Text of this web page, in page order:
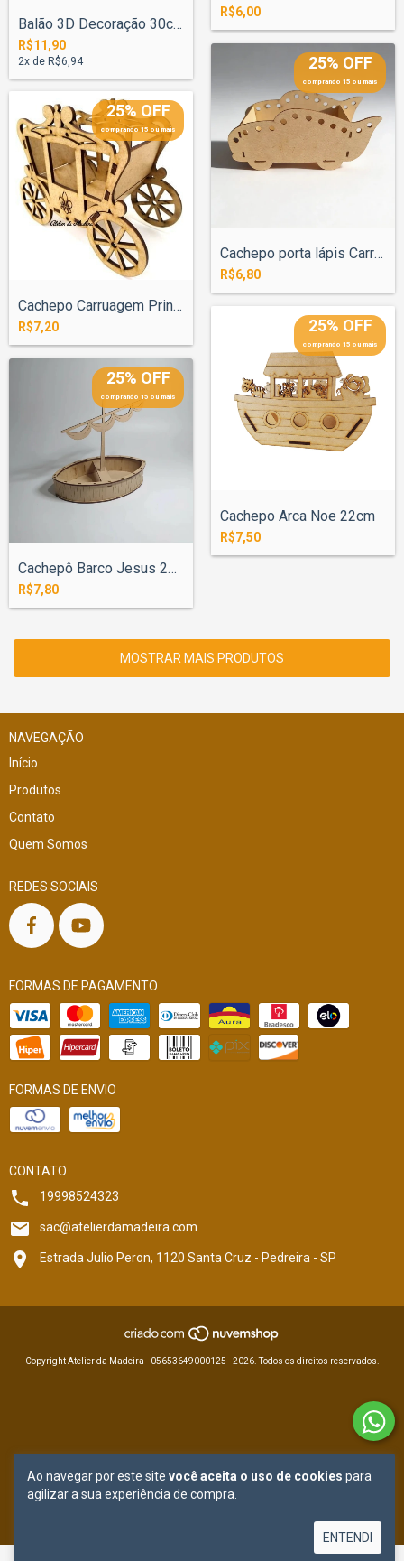
Ao navegar por este site você aceita o uso de cookies para
agilizar a sua experiência de compra.
ENTENDI
Balão 3D Decoração 30cm
R$11,90
2x de R$6,94
R$6,00
25% OFF
comprando 15 ou mais
Cachepo Carruagem Princesa Flor Liz 22cm
R$7,20
25% OFF
comprando 15 ou mais
Cachepo porta lápis Carros 23cm
R$6,80
25% OFF
comprando 15 ou mais
Cachepô Barco Jesus 27cm
R$7,80
25% OFF
comprando 15 ou mais
Cachepo Arca Noe 22cm
R$7,50
MOSTRAR MAIS PRODUTOS
NAVEGAÇÃO
Início
Produtos
Contato
Quem Somos
REDES SOCIAIS
FORMAS DE PAGAMENTO
FORMAS DE ENVIO
CONTATO
19998524323
sac@atelierdamadeira.com
Estrada Julio Peron, 1120 Santa Cruz - Pedreira - SP
Copyright Atelier da Madeira - 05653649000125 - 2026. Todos os direitos reservados.